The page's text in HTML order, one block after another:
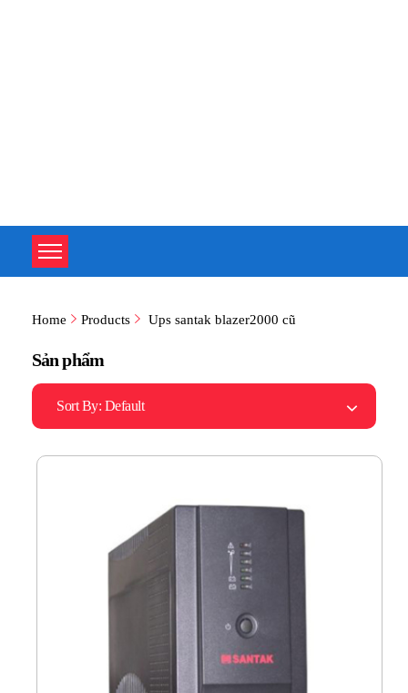
Home Products Ups santak blazer2000 cũ
Sản phẩm
Sort By: Default